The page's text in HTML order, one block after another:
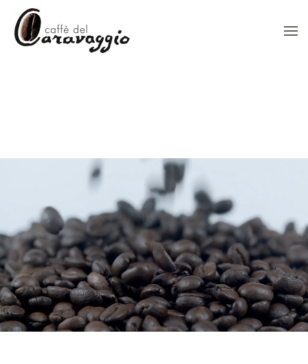
Skip to main content